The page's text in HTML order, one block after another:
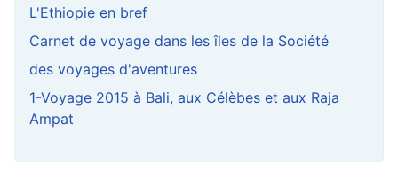
L'Ethiopie en bref
Carnet de voyage dans les îles de la Société
des voyages d'aventures
1-Voyage 2015 à Bali, aux Célèbes et aux Raja
Ampat